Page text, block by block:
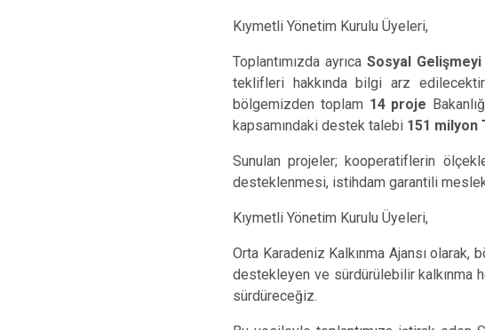
Kıymetli Yönetim Kurulu Üyeleri,
Toplantımızda ayrıca Sosyal
teklifleri hakkında bilgi arz
bölgemizden toplam 14 proje
kapsamındaki destek talebi 151 milyon
Sunulan projeler; kooperatiflerin
desteklenmesi, istihdam garantili
Kıymetli Yönetim Kurulu Üyeleri,
Orta Karadeniz Kalkınma Ajansı olarak,
destekleyen ve sürdürülebilir kalkınma
sürdüreceğiz.